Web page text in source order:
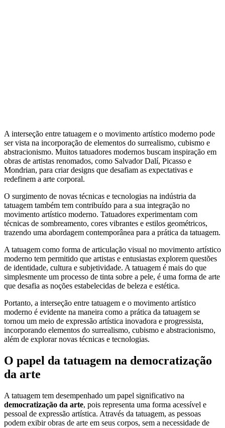
A interseção entre tatuagem e o movimento artístico moderno pode
ser vista na incorporação de elementos do surrealismo, cubismo e
abstracionismo. Muitos tatuadores modernos buscam inspiração em
obras de artistas renomados, como Salvador Dalí, Picasso e
Mondrian, para criar designs que desafiam as expectativas e
redefinem a arte corporal.
O surgimento de novas técnicas e tecnologias na indústria da
tatuagem também tem contribuído para a sua integração no
movimento artístico moderno. Tatuadores experimentam com
técnicas de sombreamento, cores vibrantes e estilos geométricos,
trazendo uma abordagem contemporânea para a prática da tatuagem.
A tatuagem como forma de articulação visual no movimento artístico
moderno tem permitido que artistas e entusiastas explorem questões
de identidade, cultura e subjetividade. A tatuagem é mais do que
simplesmente um processo de tinta sobre a pele, é uma forma de arte
que desafia as noções estabelecidas de beleza e estética.
Portanto, a interseção entre tatuagem e o movimento artístico
moderno é evidente na maneira como a prática da tatuagem se
tornou um meio de expressão artística inovadora e progressista,
incorporando elementos do surrealismo, cubismo e abstracionismo,
além de explorar novas técnicas e tecnologias.
O papel da tatuagem na democratização
da arte
A tatuagem tem desempenhado um papel significativo na
democratização da arte, pois representa uma forma acessível e
pessoal de expressão artística. Através da tatuagem, as pessoas
podem exibir obras de arte em seus corpos, sem a necessidade de